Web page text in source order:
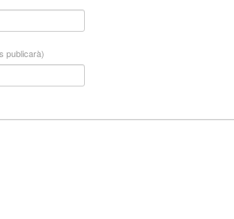
publicarà)